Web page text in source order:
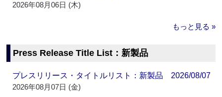
2026年08月06日 (木)
もっと見る »
Press Release Title List：新製品
プレスリリース・タイトルリスト：新製品 2026/08/07
2026年08月07日 (金)